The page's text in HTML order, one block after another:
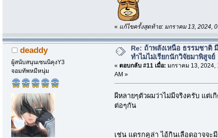
« แก้ไขครั้งสุดท้าย: มกราคม 13, 2024,
deaddy
ผู้สนับสนุนเซนนิคุงY3
จอมทัพหมีหนุ่ม
Re: ถ้าพลังเหนือ ธรรมชาติ
ทำไมไม่เรียกนักวิจัยมาพิสูจย์
« ตอบกลับ #11 เมื่อ: มกราคม 13, 2024,
AM »
ผีหลายๆตัวผมว่าไม่มีจริงครับ แต่เ
ต่อๆกัน
เช่น แดรกคูล่า ไอ้กินเลือดอาจจะ